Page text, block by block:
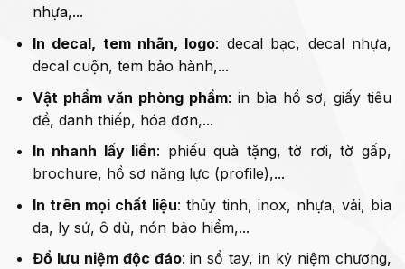
nhựa,...
In decal, tem nhãn, logo: decal bạc, decal nhựa,
decal cuộn, tem bảo hành,...
Vật phẩm văn phòng phẩm: in bìa hồ sơ, giấy tiêu
đề, danh thiếp, hóa đơn,...
In nhanh lấy liền: phiếu quà tặng, tờ rơi, tờ gấp,
brochure, hồ sơ năng lực (profile),...
In trên mọi chất liệu: thủy tinh, inox, nhựa, vải, bìa
da, ly sứ, ô dù, nón bảo hiểm,...
Đồ lưu niệm độc đáo: in sổ tay, in kỷ niệm chương,